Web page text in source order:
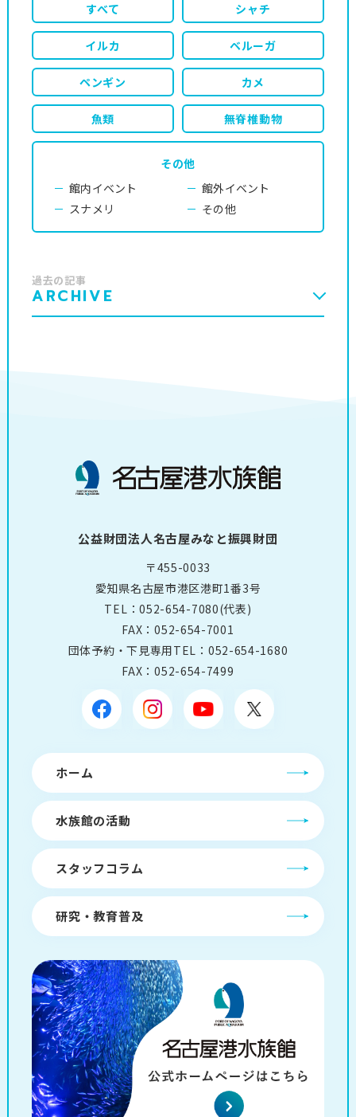
すべて シャチ
イルカ ベルーガ
ペンギン カメ
魚類 無脊椎動物
その他
館内イベント
館外イベント
スナメリ
その他
過去の記事
ARCHIVE
公益財団法人名古屋みなと振興財団
〒455-0033
愛知県名古屋市港区港町1番3号
TEL：052-654-7080(代表)
FAX：052-654-7001
団体予約・下見専用TEL： 052-654-1680
FAX：052-654-7499
ホーム
水族館の活動
スタッフコラム
研究・教育普及